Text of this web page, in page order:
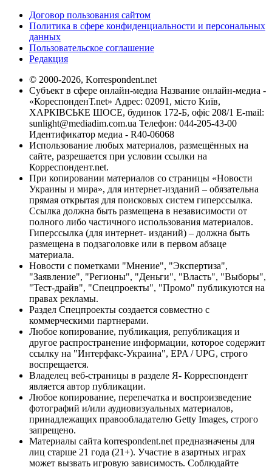
Договор пользования сайтом
Политика в сфере конфиденциальности и персональных
данных
Пользовательское соглашение
Редакция
© 2000-2026, Korrespondent.net
Субъект в сфере онлайн-медиа Название онлайн-медиа -
«КореспонденТ.net» Адрес: 02091, місто Київ,
ХАРКІВСЬКЕ ШОСЕ, будинок 172-Б, офіс 208/1 E-mail:
sunlight@mediadim.com.ua Телефон: 044-205-43-00
Идентификатор медиа - R40-06068
Использование любых материалов, размещённых на
сайте, разрешается при условии ссылки на
Корреспондент.net.
При копировании материалов со страницы «Новости
Украины и мира», для интернет-изданий – обязательна
прямая открытая для поисковых систем гиперссылка.
Ссылка должна быть размещена в независимости от
полного либо частичного использования материалов.
Гиперссылка (для интернет- изданий) – должна быть
размещена в подзаголовке или в первом абзаце
материала.
Новости с пометками "Мнение", "Экспертиза",
"Заявление", "Регионы", "Деньги", "Власть", "Выборы",
"Тест-драйв", "Спецпроекты", "Промо" публикуются на
правах рекламы.
Раздел Спецпроекты создается совместно с
коммерческими партнерами.
Любое копирование, публикация, републикация и
другое распространение информации, которое содержит
ссылку на "Интерфакс-Украина", EPA / UPG, строго
воспрещается.
Владелец веб-страницы в разделе Я- Корреспондент
является автор публикации.
Любое копирование, перепечатка и воспроизведение
фотографий и/или аудиовизуальных материалов,
принадлежащих правообладателю Getty Images, строго
запрещено.
Материалы сайта korrespondent.net предназначены для
лиц старше 21 года (21+). Участие в азартных играх
может вызвать игровую зависимость. Соблюдайте